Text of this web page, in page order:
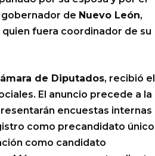
de Nuevo León,
fuera coordinador de su
de Diputados, recibió el
El anuncio precede a la
encuestas internas
como precandidato único
como candidato